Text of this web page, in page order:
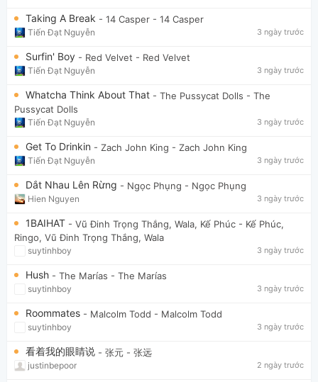
Taking A Break - 14 Casper - 14 Casper
Tiến Đạt Nguyễn 3 ngày trước
Surfin' Boy - Red Velvet - Red Velvet
Tiến Đạt Nguyễn 3 ngày trước
Whatcha Think About That - The Pussycat Dolls - The
Pussycat Dolls
Tiến Đạt Nguyễn 3 ngày trước
Get To Drinkin - Zach John King - Zach John King
Tiến Đạt Nguyễn 3 ngày trước
Dắt Nhau Lên Rừng - Ngọc Phụng - Ngọc Phụng
Hien Nguyen 3 ngày trước
1BAIHAT - Vũ Đinh Trọng Thắng, Wala, Kế Phúc - Kế Phúc,
Ringo, Vũ Đinh Trọng Thắng, Wala
suytinhboy 3 ngày trước
Hush - The Marías - The Marías
suytinhboy 3 ngày trước
Roommates - Malcolm Todd - Malcolm Todd
suytinhboy 3 ngày trước
看着我的眼睛说 - 张元 - 张远
justinbepoor 2 ngày trước